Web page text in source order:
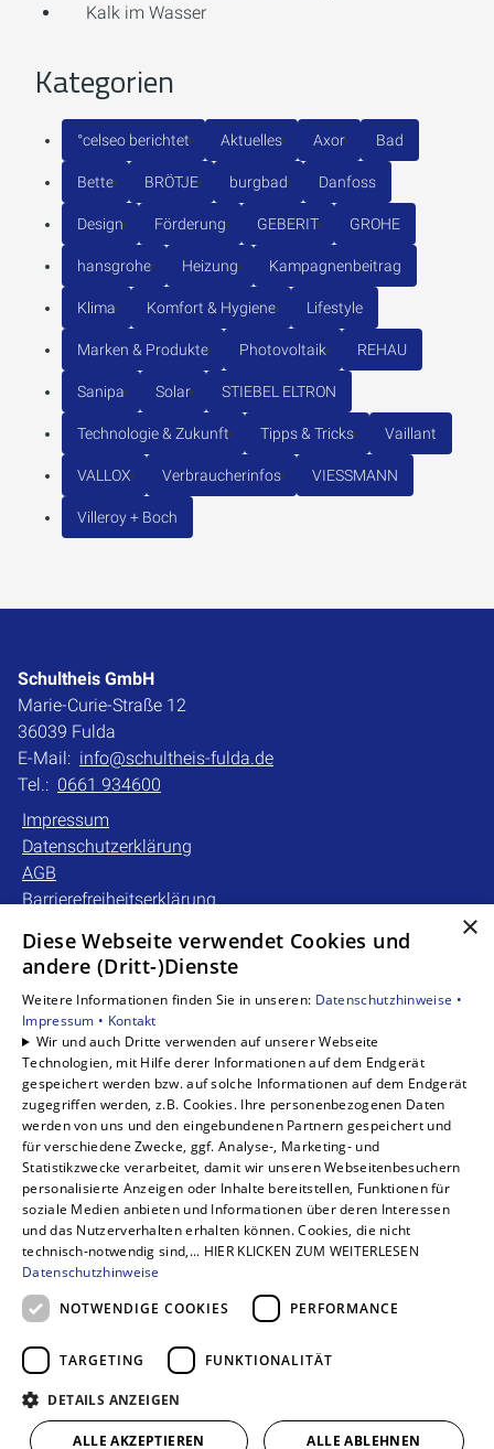
Kalk im Wasser
Kategorien
°celseo berichtet Aktuelles Axor Bad
Bette BRÖTJE burgbad Danfoss
Design Förderung GEBERIT GROHE
hansgrohe Heizung Kampagnenbeitrag
Klima Komfort & Hygiene Lifestyle
Marken & Produkte Photovoltaik REHAU
Sanipa Solar STIEBEL ELTRON
Technologie & Zukunft Tipps & Tricks Vaillant
VALLOX Verbraucherinfos VIESSMANN
Villeroy + Boch
Schultheis GmbH
Marie-Curie-Straße 12
36039 Fulda
E-Mail: info@schultheis-fulda.de
Tel.: 0661 934600
Impressum
Datenschutzerklärung
AGB
Barrierefreiheitserklärung
Unsere Bereiche
Gewerbekunden
Karriere
Unternehmen
Kontakt
×
Diese Webseite verwendet Cookies und
andere (Dritt-)Dienste
Weitere Informationen finden Sie in unseren: Datenschutzhinweise •
Impressum • Kontakt
Wir und auch Dritte verwenden auf unserer Webseite
Technologien, mit Hilfe derer Informationen auf dem Endgerät
gespeichert werden bzw. auf solche Informationen auf dem Endgerät
zugegriffen werden, z.B. Cookies. Ihre personenbezogenen Daten
werden von uns und den eingebundenen Partnern gespeichert und
für verschiedene Zwecke, ggf. Analyse-, Marketing- und
Statistikzwecke verarbeitet, damit wir unseren Webseitenbesuchern
personalisierte Anzeigen oder Inhalte bereitstellen, Funktionen für
soziale Medien anbieten und Informationen über deren Interessen
und das Nutzerverhalten erhalten können. Cookies, die nicht
technisch-notwendig sind,... HIER KLICKEN ZUM WEITERLESEN
Datenschutzhinweise
NOTWENDIGE COOKIES
PERFORMANCE
TARGETING FUNKTIONALITÄT
DETAILS ANZEIGEN
ALLE AKZEPTIEREN ALLE ABLEHNEN